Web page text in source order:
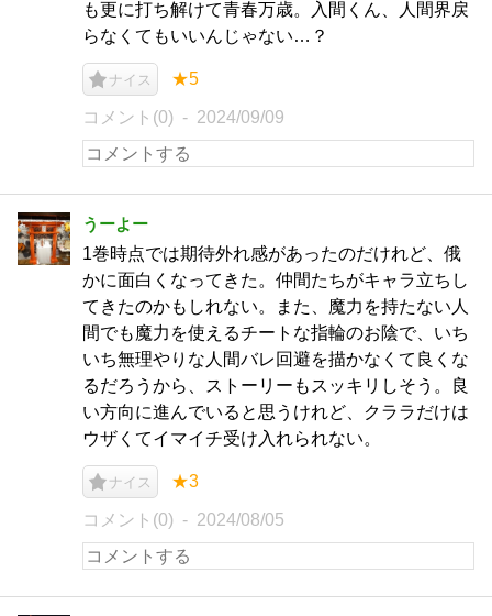
も更に打ち解けて青春万歳。入間くん、人間界戻
らなくてもいいんじゃない…？
ナイス ★5
コメント(0) 2024/09/09
うーよー
1巻時点では期待外れ感があったのだけれど、俄
かに面白くなってきた。仲間たちがキャラ立ちし
てきたのかもしれない。また、魔力を持たない人
間でも魔力を使えるチートな指輪のお陰で、いち
いち無理やりな人間バレ回避を描かなくて良くな
るだろうから、ストーリーもスッキリしそう。良
い方向に進んでいると思うけれど、クララだけは
ウザくてイマイチ受け入れられない。
ナイス ★3
コメント(0) 2024/08/05